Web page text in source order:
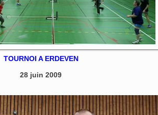
TOURNOI A ERDEVEN
28 juin 2009